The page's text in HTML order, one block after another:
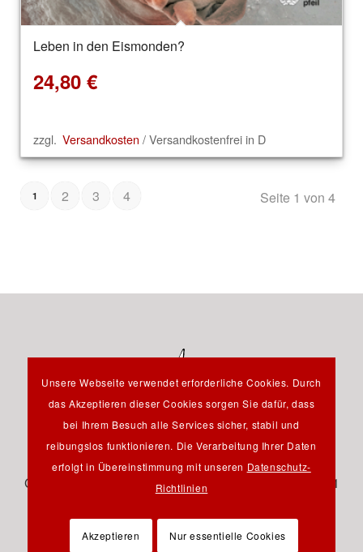
Leben in den Eismonden?
24,80 €
zzgl. Versandkosten / Versandkostenfrei in D
Seite 1 von 4
1 2 3 4
Hauptstraße 12B - 85232 Bergkirchen OT Günding -
Germany - Tel.: +49 8131 61 46 590 - Fax: +49 8131 61
Unsere Webseite verwendet erforderliche Cookies. Durch
das Akzeptieren dieser Cookies sorgen Sie dafür, dass
bei Ihrem Besuch alle Services sicher, stabil und
reibungslos funktionieren. Die Verarbeitung Ihrer Daten
erfolgt in Übereinstimmung mit unseren Datenschutz-
Richtlinien
Akzeptieren Nur essentielle Cookies